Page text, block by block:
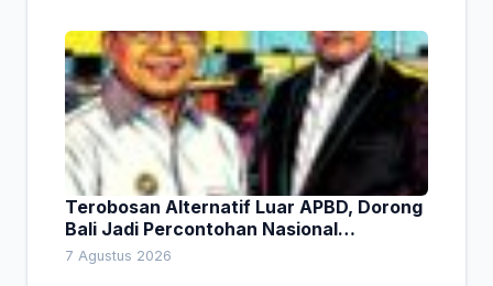
Terobosan Alternatif Luar APBD, Dorong
Bali Jadi Percontohan Nasional
Pembiayaan Daerah
7 Agustus 2026